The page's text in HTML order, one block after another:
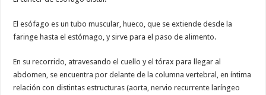
El esófago es un tubo muscular, hueco, que se extiende desde la
faringe hasta el estómago, y sirve para el paso de alimento.
En su recorrido, atravesando el cuello y el tórax para llegar al
abdomen, se encuentra por delante de la columna vertebral, en íntima
relación con distintas estructuras (aorta, nervio recurrente laríngeo